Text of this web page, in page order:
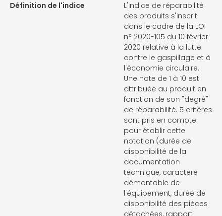
Définition de l'indice
L'indice de réparabilité
des produits s'inscrit
dans le cadre de la LOI
n° 2020-105 du 10 février
2020 relative à la lutte
contre le gaspillage et à
l'économie circulaire.
Une note de 1 à 10 est
attribuée au produit en
fonction de son "degré"
de réparabilité. 5 critères
sont pris en compte
pour établir cette
notation (durée de
disponibilité de la
documentation
technique, caractère
démontable de
l'équipement, durée de
disponibilité des pièces